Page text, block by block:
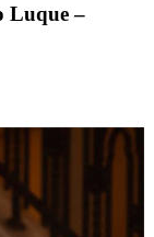
Luque –